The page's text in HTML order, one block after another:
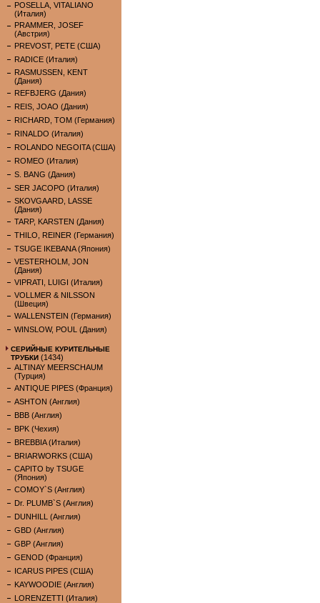
POSELLA, VITALIANO
(Италия)
PRAMMER, JOSEF
(Австрия)
PREVOST, PETE (США)
RADICE (Италия)
RASMUSSEN, KENT
(Дания)
REFBJERG (Дания)
REIS, JOAO (Дания)
RICHARD, TOM (Германия)
RINALDO (Италия)
ROLANDO NEGOITA (США)
ROMEO (Италия)
S. BANG (Дания)
SER JACOPO (Италия)
SKOVGAARD, LASSE
(Дания)
TARP, KARSTEN (Дания)
THILO, REINER (Германия)
TSUGE IKEBANA (Япония)
VESTERHOLM, JON
(Дания)
VIPRATI, LUIGI (Италия)
VOLLMER & NILSSON
(Швеция)
WALLENSTEIN (Германия)
WINSLOW, POUL (Дания)
СЕРИЙНЫЕ КУРИТЕЛЬНЫЕ
ТРУБКИ (1434)
ALTINAY MEERSCHAUM
(Турция)
ANTIQUE PIPES (Франция)
ASHTON (Англия)
BBB (Англия)
BPK (Чехия)
BREBBIA (Италия)
BRIARWORKS (США)
CAPITO by TSUGE
(Япония)
COMOY`S (Англия)
Dr. PLUMB`S (Англия)
DUNHILL (Англия)
GBD (Англия)
GBP (Англия)
GENOD (Франция)
ICARUS PIPES (США)
KAYWOODIE (Англия)
LORENZETTI (Италия)